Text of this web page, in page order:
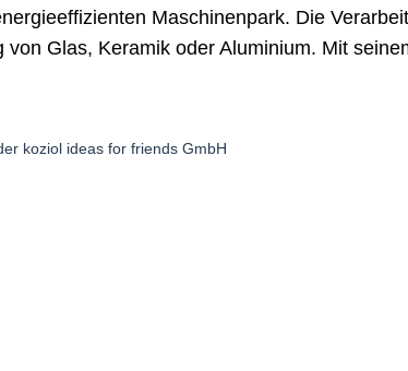
Maschinenpark. Die
Glas, Keramik oder Aluminium. Mit